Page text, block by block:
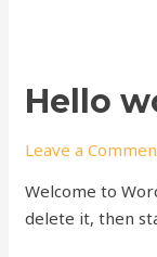
Hello
Leave a
Welcome to
delete it, then
Hello
world!